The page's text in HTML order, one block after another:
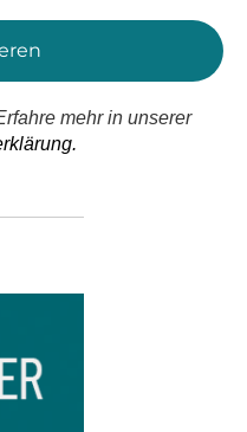
mehr in unserer